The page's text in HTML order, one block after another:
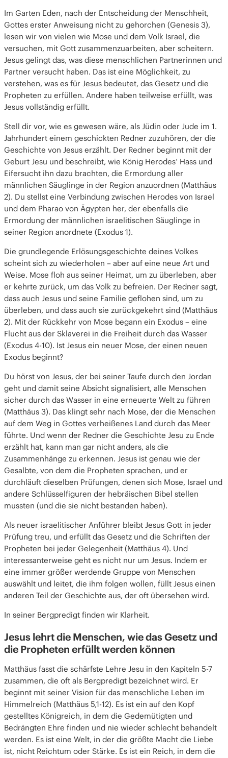
Im Garten Eden, nach der Entscheidung der Menschheit,
Gottes erster Anweisung nicht zu gehorchen (Genesis 3),
lesen wir von vielen wie Mose und dem Volk Israel, die
versuchen, mit Gott zusammenzuarbeiten, aber scheitern.
Jesus gelingt das, was diese menschlichen Partnerinnen und
Partner versucht haben. Das ist eine Möglichkeit, zu
verstehen, was es für Jesus bedeutet, das Gesetz und die
Propheten zu erfüllen. Andere haben teilweise erfüllt, was
Jesus vollständig erfüllt.
Stell dir vor, wie es gewesen wäre, als Jüdin oder Jude im 1.
Jahrhundert einem geschickten Redner zuzuhören, der die
Geschichte von Jesus erzählt. Der Redner beginnt mit der
Geburt Jesu und beschreibt, wie König Herodes‘ Hass und
Eifersucht ihn dazu brachten, die Ermordung aller
männlichen Säuglinge in der Region anzuordnen (Matthäus
2). Du stellst eine Verbindung zwischen Herodes von Israel
und dem Pharao von Ägypten her, der ebenfalls die
Ermordung der männlichen israelitischen Säuglinge in
seiner Region anordnete (Exodus 1).
Die grundlegende Erlösungsgeschichte deines Volkes
scheint sich zu wiederholen – aber auf eine neue Art und
Weise. Mose floh aus seiner Heimat, um zu überleben, aber
er kehrte zurück, um das Volk zu befreien. Der Redner sagt,
dass auch Jesus und seine Familie geflohen sind, um zu
überleben, und dass auch sie zurückgekehrt sind (Matthäus
2). Mit der Rückkehr von Mose begann ein Exodus – eine
Flucht aus der Sklaverei in die Freiheit durch das Wasser
(Exodus 4-10). Ist Jesus ein neuer Mose, der einen neuen
Exodus beginnt?
Du hörst von Jesus, der bei seiner Taufe durch den Jordan
geht und damit seine Absicht signalisiert, alle Menschen
sicher durch das Wasser in eine erneuerte Welt zu führen
(Matthäus 3). Das klingt sehr nach Mose, der die Menschen
auf dem Weg in Gottes verheißenes Land durch das Meer
führte. Und wenn der Redner die Geschichte Jesu zu Ende
erzählt hat, kann man gar nicht anders, als die
Zusammenhänge zu erkennen. Jesus ist genau wie der
Gesalbte, von dem die Propheten sprachen, und er
durchläuft dieselben Prüfungen, denen sich Mose, Israel und
andere Schlüsselfiguren der hebräischen Bibel stellen
mussten (und die sie nicht bestanden haben).
Als neuer israelitischer Anführer bleibt Jesus Gott in jeder
Prüfung treu, und erfüllt das Gesetz und die Schriften der
Propheten bei jeder Gelegenheit (Matthäus 4). Und
interessanterweise geht es nicht nur um Jesus. Indem er
eine immer größer werdende Gruppe von Menschen
auswählt und leitet, die ihm folgen wollen, füllt Jesus einen
anderen Teil der Geschichte aus, der oft übersehen wird.
In seiner Bergpredigt finden wir Klarheit.
Jesus lehrt die Menschen, wie das Gesetz und
die Propheten erfüllt werden können
Matthäus fasst die schärfste Lehre Jesu in den Kapiteln 5-7
zusammen, die oft als Bergpredigt bezeichnet wird. Er
beginnt mit seiner Vision für das menschliche Leben im
Himmelreich (Matthäus 5,1-12). Es ist ein auf den Kopf
gestelltes Königreich, in dem die Gedemütigten und
Bedrängten Ehre finden und nie wieder schlecht behandelt
werden. Es ist eine Welt, in der die größte Macht die Liebe
ist, nicht Reichtum oder Stärke. Es ist ein Reich, in dem die